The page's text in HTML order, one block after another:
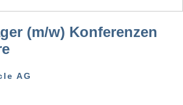
(m/w) Konferenzen
AG